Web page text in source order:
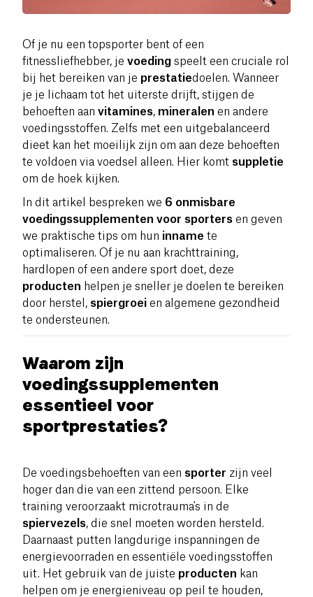
Of je nu een topsporter bent of een
fitnessliefhebber, je voeding speelt een cruciale rol
bij het bereiken van je prestatiedoelen. Wanneer
je je lichaam tot het uiterste drijft, stijgen de
behoeften aan vitamines, mineralen en andere
voedingsstoffen. Zelfs met een uitgebalanceerd
dieet kan het moeilijk zijn om aan deze behoeften
te voldoen via voedsel alleen. Hier komt suppletie
om de hoek kijken.
In dit artikel bespreken we 6 onmisbare
voedingssupplementen voor sporters en geven
we praktische tips om hun inname te
optimaliseren. Of je nu aan krachttraining,
hardlopen of een andere sport doet, deze
producten helpen je sneller je doelen te bereiken
door herstel, spiergroei en algemene gezondheid
te ondersteunen.
Waarom zijn
voedingssupplementen
essentieel voor
sportprestaties?
De voedingsbehoeften van een sporter zijn veel
hoger dan die van een zittend persoon. Elke
training veroorzaakt microtrauma's in de
spiervezels, die snel moeten worden hersteld.
Daarnaast putten langdurige inspanningen de
energievoorraden en essentiële voedingsstoffen
uit. Het gebruik van de juiste producten kan
helpen om je energieniveau op peil te houden,